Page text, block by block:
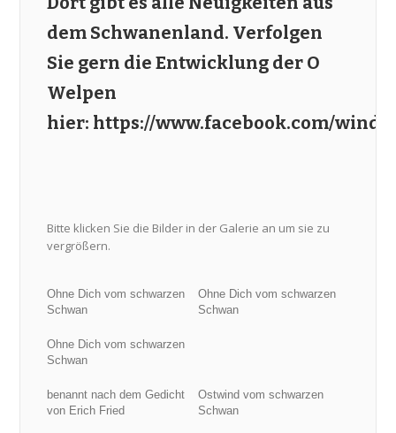
dem Schwanenland. Verfolgen
Sie gern die Entwicklung der O
Welpen
hier: https://www.facebook.com/
Bitte klicken Sie die Bilder in der Galerie an um sie zu
vergrößern.
Ohne Dich vom schwarzen
Schwan
Ohne Dich vom schwarzen
Schwan
Ohne Dich vom schwarzen
Schwan
benannt nach dem Gedicht
von Erich Fried
Ostwind vom schwarzen
Schwan